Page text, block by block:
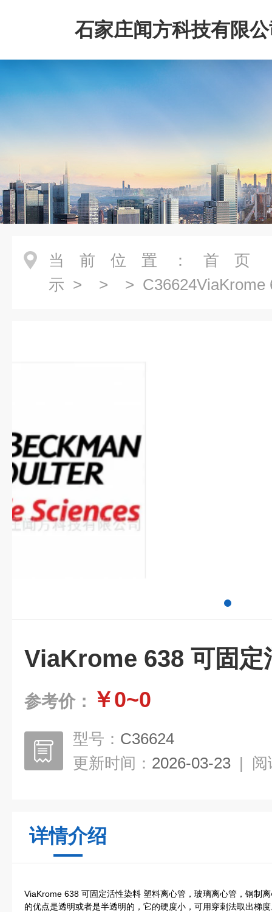
石家庄闻方科技有限
当前位置： 首页
示 > > > C36624ViaKrome
ViaKrome 638 可固定
参考价： ￥0~0
型号： C36624
更新时间： 2026-03-23 | 阅
详情介绍
ViaKrome 638 可固定活性染料 塑料离心管，玻璃离心管，钢制
的优点是透明或者是半透明的，它的硬度小，可用穿刺法取出梯